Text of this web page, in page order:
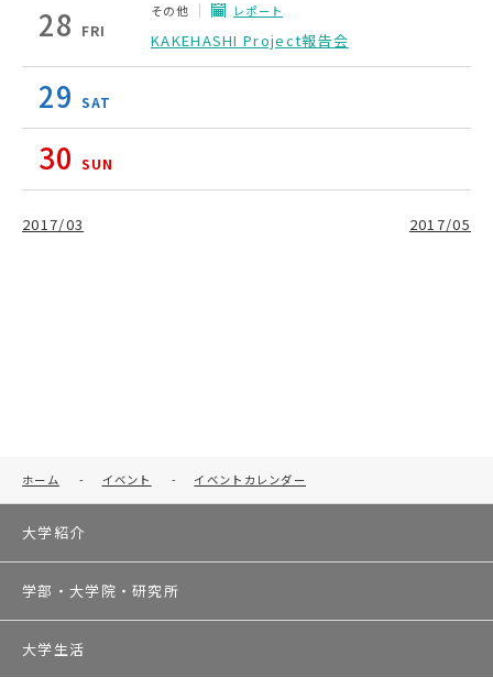
28 FRI
その他 レポート
KAKEHASHI Project報告会
29 SAT
30 SUN
2017/03 2017/05
ホーム - イベント - イベントカレンダー
大学紹介
学部・大学院・研究所
大学生活